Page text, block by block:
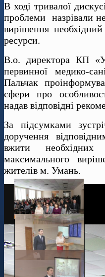
В ході тривалої
проблеми назрівали
вирішення
ресурси.
В.о. директора КП
первинної медико-
Пальчак
сфери про
надав відповідні
За підсумками
доручення
вжити
максимального
жителів м. Умань.